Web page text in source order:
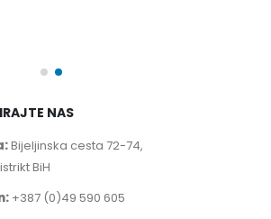
NAS
Bijeljinska cesta 72-74,
BiH
+387 (0)49 590 605